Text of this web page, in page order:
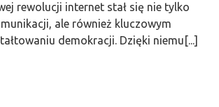
rewolucji internet stał się nie tylko
ale również kluczowym
demokracji. Dzięki niemu[...]